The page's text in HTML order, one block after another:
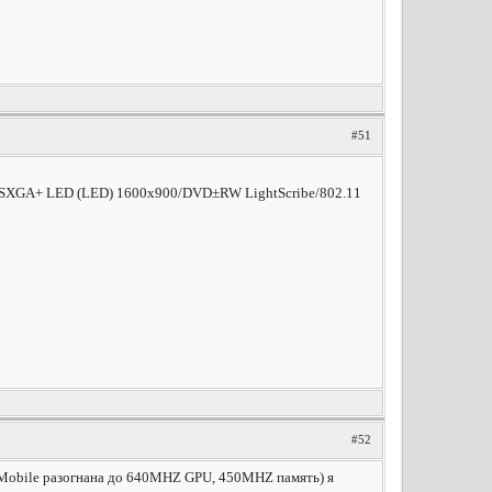
#51
LED (LED) 1600x900/DVD±RW LightScribe/802.11
#52
разогнана до 640MHZ GPU, 450MHZ память) я